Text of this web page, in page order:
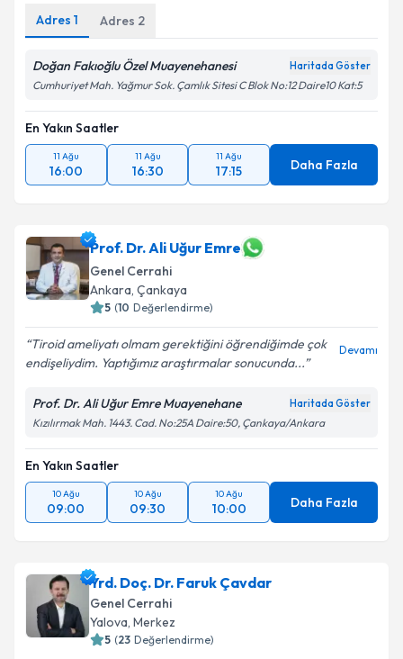
Adres 1 Adres 2
Doğan Fakıoğlu Özel Muayenehanesi Haritada Göster
Cumhuriyet Mah. Yağmur Sok. Çamlık Sitesi C Blok No:12 Daire10 Kat:5
En Yakın Saatler
11 Ağu
16:00
11 Ağu
16:30
11 Ağu
17:15 Daha Fazla
Prof. Dr. Ali Uğur Emre
Genel Cerrahi
Ankara, Çankaya
5 (10 Değerlendirme)
Tiroid ameliyatı olmam gerektiğini öğrendiğimde çok
endişeliydim. Yaptığımız araştırmalar sonucunda...
Devamı
Prof. Dr. Ali Uğur Emre Muayenehane Haritada Göster
Kızılırmak Mah. 1443. Cad. No:25A Daire:50, Çankaya/Ankara
En Yakın Saatler
10 Ağu
09:00
10 Ağu
09:30
10 Ağu
10:00 Daha Fazla
Yrd. Doç. Dr. Faruk Çavdar
Genel Cerrahi
Yalova, Merkez
5 (23 Değerlendirme)